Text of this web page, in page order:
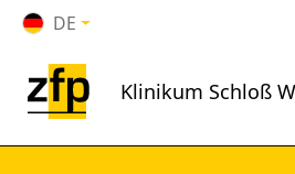
Zum Hauptinhalt springen
Klinikum Schloß
DE